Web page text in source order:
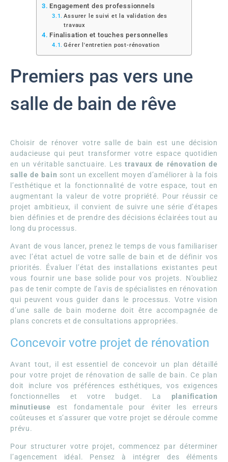
Engagement des professionnels
Assurer le suivi et la validation des
travaux
Finalisation et touches personnelles
Gérer l'entretien post-rénovation
Premiers pas vers une
salle de bain de rêve
Choisir de rénover votre salle de bain est une décision
audacieuse qui peut transformer votre espace quotidien
en un véritable sanctuaire. Lestravaux de rénovation de
salle de bain sont un excellent moyen d’améliorer à la fois
l’esthétique et la fonctionnalité de votre espace, tout en
augmentant la valeur de votre propriété. Pour réussir ce
projet ambitieux, il convient de suivre une série d’étapes
bien définies et de prendre des décisions éclairées tout au
long du processus.
Avant de vous lancer, prenez le temps de vous familiariser
avec l’état actuel de votre salle de bain et de définir vos
priorités. Évaluer l’état des installations existantes peut
vous fournir une base solide pour vos projets. N’oubliez
pas de tenir compte de l’avis de spécialistes en rénovation
qui peuvent vous guider dans le processus. Votre vision
d’une salle de bain moderne doit être accompagnée de
plans concrets et de consultations appropriées.
Concevoir votre projet de rénovation
Avant tout, il est essentiel de concevoir un plan détaillé
pour votre projet de rénovation de salle de bain. Ce plan
doit inclure vos préférences esthétiques, vos exigences
fonctionnelles et votre budget. La planification
minutieuse
est fondamentale pour éviter les erreurs
coûteuses et s’assurer que votre projet se déroule comme
prévu.
Pour structurer votre projet, commencez par déterminer
l’agencement idéal. Pensez à intégrer des éléments